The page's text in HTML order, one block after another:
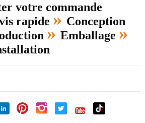
votre commande
rapide » Conception
» Emballage »